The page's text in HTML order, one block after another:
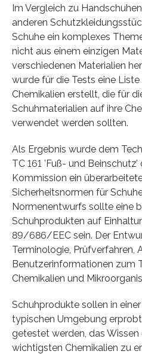
Im Vergleich zu
anderen
Schuhe ein komplexes
nicht aus einem einzigen
verschiedenen Materialien
wurde für die Tests eine
Chemikalien erstellt, die für
Schuhmaterialien auf ihre
verwendet werden sollten.
Als Ergebnis wurde dem
TC 161 ’Fuß- und
Kommission ein
Sicherheitsnormen für
Normenentwurfs sollte eine
Schuhprodukten auf
89/686/EEC sein. Der
Terminologie, Prüfverfahren,
Benutzerinformationen zum
Chemikalien und
Schuhprodukte sollen in
typischen Umgebung
getestet werden, das
wichtigsten Chemikalien zu